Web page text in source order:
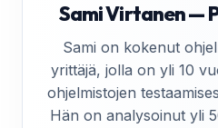
Sami Virtanen —
Sami on kokenut
yrittäjä, jolla on yli 10
ohjelmistojen
Hän on analysoinut yli